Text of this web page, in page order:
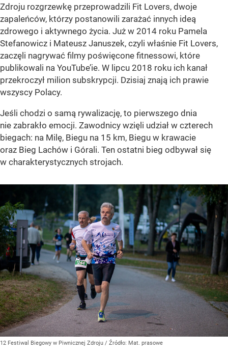
Zdroju rozgrzewkę przeprowadzili Fit Lovers, dwoje
zapaleńców, którzy postanowili zarażać innych ideą
zdrowego i aktywnego życia. Już w 2014 roku Pamela
Stefanowicz i Mateusz Januszek, czyli właśnie Fit Lovers,
zaczęli nagrywać filmy poświęcone fitnessowi, które
publikowali na YouTube’ie. W lipcu 2018 roku ich kanał
przekroczył milion subskrypcji. Dzisiaj znają ich prawie
wszyscy Polacy.
Jeśli chodzi o samą rywalizację, to pierwszego dnia
nie zabrakło emocji. Zawodnicy wzięli udział w czterech
biegach: na Milę, Biegu na 15 km, Biegu w krawacie
oraz Bieg Lachów i Górali. Ten ostatni bieg odbywał się
w charakterystycznych strojach.
12 Festiwal Biegowy w Piwnicznej Zdroju / Źródło: Mat. prasowe